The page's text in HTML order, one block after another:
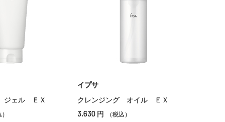
ジェル ＥＸ
イプサ
クレンジング オイル ＥＸ
3,630 円 （税込）